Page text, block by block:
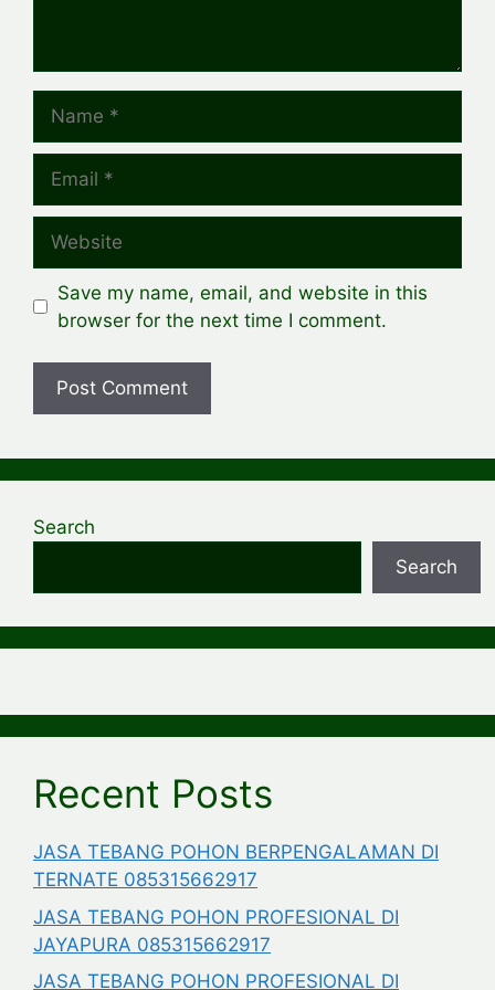
Save my name, email, and website in this
browser for the next time I comment.
Search
Search
Recent Posts
JASA TEBANG POHON BERPENGALAMAN DI
TERNATE 085315662917
JASA TEBANG POHON PROFESIONAL DI
JAYAPURA 085315662917
JASA TEBANG POHON PROFESIONAL DI